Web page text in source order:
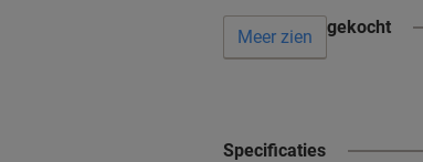
Vaak samen gekocht
Meer zien
Specificaties